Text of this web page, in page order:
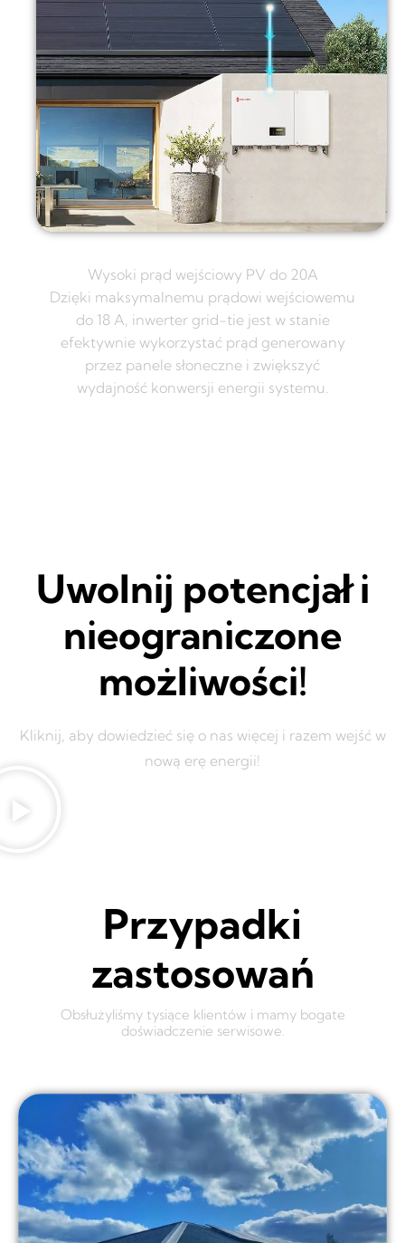
Wysoki prąd wejściowy PV do 20A
Dzięki maksymalnemu prądowi wejściowemu
do 18 A, inwerter grid-tie jest w stanie
efektywnie wykorzystać prąd generowany
przez panele słoneczne i zwiększyć
wydajność konwersji energii systemu.
Uwolnij potencjał i
nieograniczone
możliwości!
Kliknij, aby dowiedzieć się o nas więcej i razem wejść w
nową erę energii!
Przypadki
zastosowań
Obsłużyliśmy tysiące klientów i mamy bogate
doświadczenie serwisowe.